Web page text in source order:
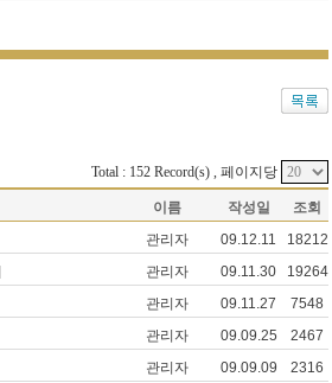
Total : 152 Record(s) , 페이지당
이름 작성일
조회
관리자 09.12.11
18212
관리자 09.11.30
19264
관리자 09.11.27
7548
관리자 09.09.25
2467
관리자 09.09.09
2316